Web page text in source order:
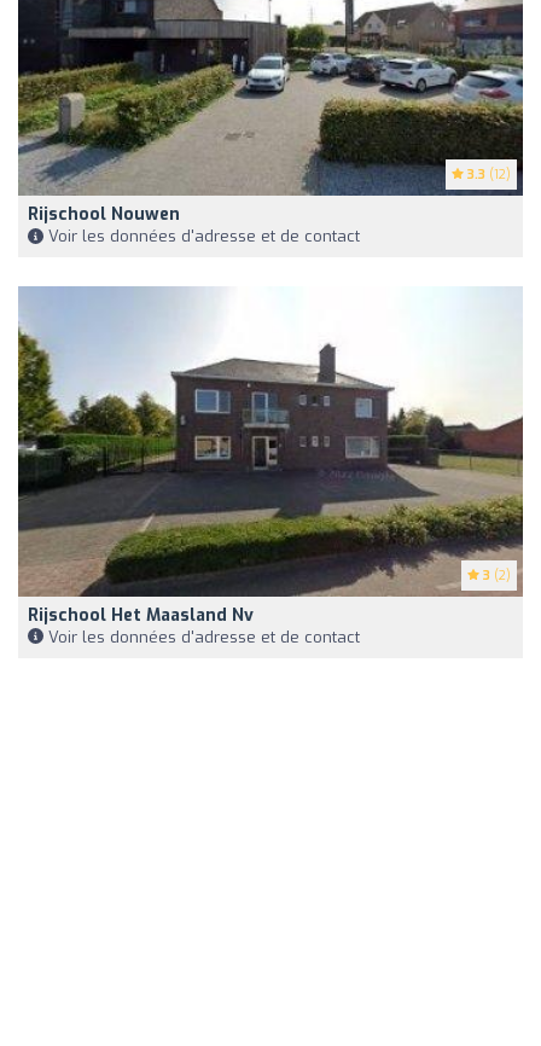
3.3 (12)
Rijschool Nouwen
Voir les données d'adresse et de contact
3 (2)
Rijschool Het Maasland Nv
Voir les données d'adresse et de contact